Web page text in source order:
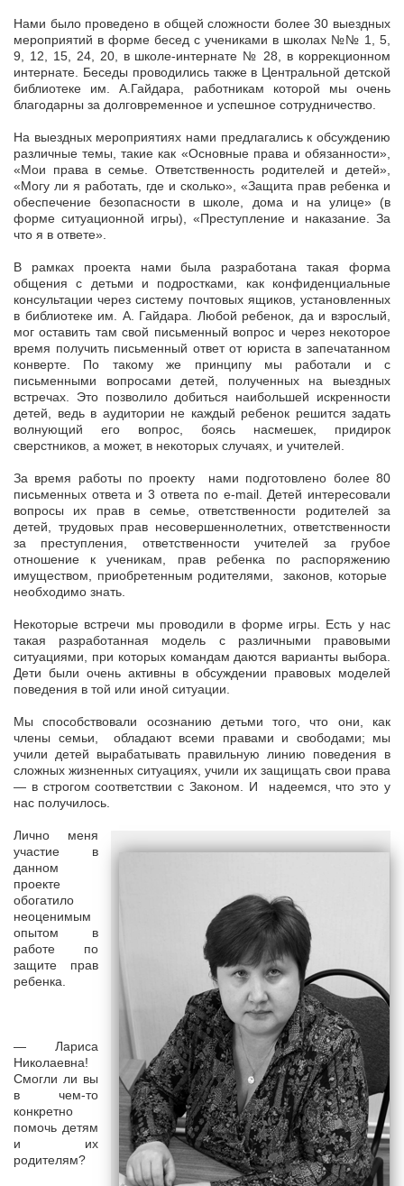
Нами было проведено в общей сложности более 30 выездных
мероприятий в форме бесед с учениками в школах №№ 1, 5,
9, 12, 15, 24, 20, в школе-интернате № 28, в коррекционном
интернате. Беседы проводились также в Центральной детской
библиотеке им. А.Гайдара, работникам которой мы очень
благодарны за долговременное и успешное сотрудничество.
На выездных мероприятиях нами предлагались к обсуждению
различные темы, такие как «Основные права и обязанности»,
«Мои права в семье. Ответственность родителей и детей»,
«Могу ли я работать, где и сколько», «Защита прав ребенка и
обеспечение безопасности в школе, дома и на улице» (в
форме ситуационной игры), «Преступление и наказание. За
что я в ответе».
В рамках проекта нами была разработана такая форма
общения с детьми и подростками, как конфиденциальные
консультации через систему почтовых ящиков, установленных
в библиотеке им. А. Гайдара. Любой ребенок, да и взрослый,
мог оставить там свой письменный вопрос и через некоторое
время получить письменный ответ от юриста в запечатанном
конверте. По такому же принципу мы работали и с
письменными вопросами детей, полученных на выездных
встречах. Это позволило добиться наибольшей искренности
детей, ведь в аудитории не каждый ребенок решится задать
волнующий его вопрос, боясь насмешек, придирок
сверстников, а может, в некоторых случаях, и учителей.
За время работы по проекту нами подготовлено более 80
письменных ответа и 3 ответа по е-mail. Детей интересовали
вопросы их прав в семье, ответственности родителей за
детей, трудовых прав несовершеннолетних, ответственности
за преступления, ответственности учителей за грубое
отношение к ученикам, прав ребенка по распоряжению
имуществом, приобретенным родителями, законов, которые
необходимо знать.
Некоторые встречи мы проводили в форме игры. Есть у нас
такая разработанная модель с различными правовыми
ситуациями, при которых командам даются варианты выбора.
Дети были очень активны в обсуждении правовых моделей
поведения в той или иной ситуации.
Мы способствовали осознанию детьми того, что они, как
члены семьи, обладают всеми правами и свободами; мы
учили детей вырабатывать правильную линию поведения в
сложных жизненных ситуациях, учили их защищать свои права
— в строгом соответствии с Законом. И надеемся, что это у
нас получилось.
Лично меня
участие в
данном
проекте
обогатило
неоценимым
опытом в
работе по
защите прав
ребенка.
— Лариса
Николаевна!
Смогли ли вы
в чем-то
конкретно
помочь детям
и их
родителям?